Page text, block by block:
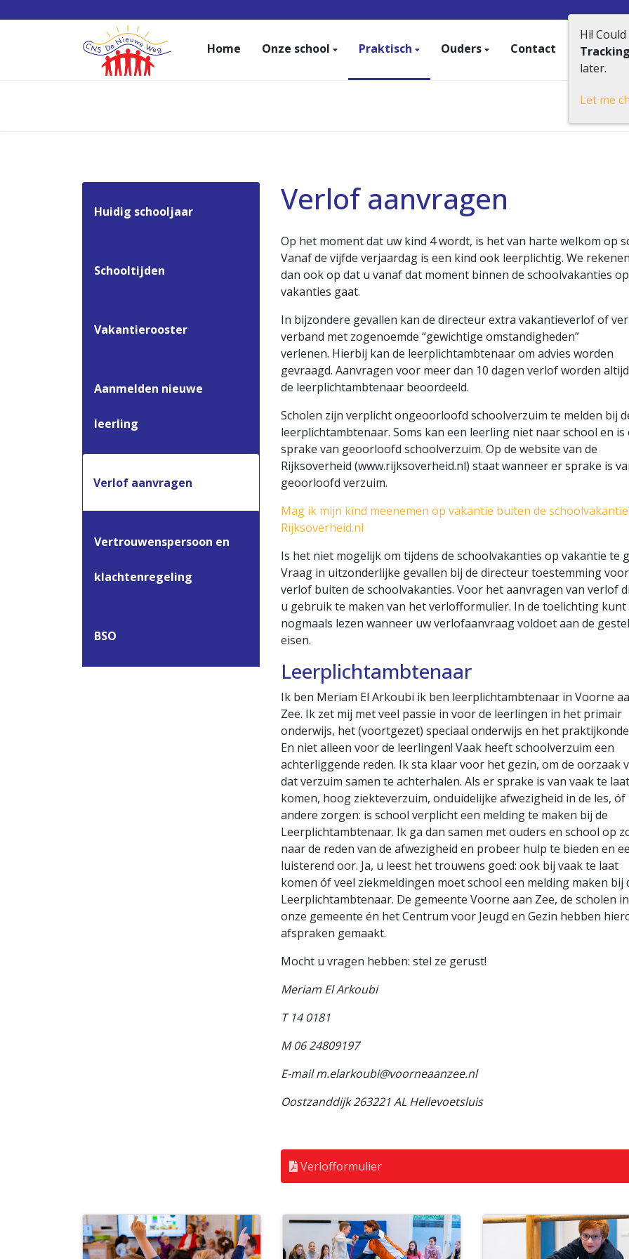
Home Onze school Praktisch Ouders Contact
Huidig schooljaar
Schooltijden
Vakantierooster
Aanmelden nieuwe
leerling
Verlof aanvragen
Vertrouwenspersoon en
klachtenregeling
BSO
Verlof aanvragen
Op het moment dat uw kind 4 wordt, is het van harte welkom op
Vanaf de vijfde verjaardag is een kind ook leerplichtig. We
dan ook op dat u vanaf dat moment binnen de schoolvakanties op
vakanties gaat.
In bijzondere gevallen kan de directeur extra vakantieverlof of
verband met zogenoemde “gewichtige omstandigheden”
verlenen. Hierbij kan de leerplichtambtenaar om advies worden
gevraagd. Aanvragen voor meer dan 10 dagen verlof worden
de leerplichtambtenaar beoordeeld.
Scholen zijn verplicht ongeoorloofd schoolverzuim te melden bij
leerplichtambtenaar. Soms kan een leerling niet naar school en is
sprake van geoorloofd schoolverzuim. Op de website van de
Rijksoverheid (www.rijksoverheid.nl) staat wanneer er sprake is
geoorloofd verzuim.
Mag ik mijn kind meenemen op vakantie buiten de
Rijksoverheid.nl
Is het niet mogelijk om tijdens de schoolvakanties op vakantie te
Vraag in uitzonderlijke gevallen bij de directeur toestemming voor
verlof buiten de schoolvakanties. Voor het aanvragen van verlof
u gebruik te maken van het verlofformulier. In de toelichting kunt
nogmaals lezen wanneer uw verlofaanvraag voldoet aan de
eisen.
Leerplichtambtenaar
Ik ben Meriam El Arkoubi ik ben leerplichtambtenaar in Voorne
Zee. Ik zet mij met veel passie in voor de leerlingen in het primair
onderwijs, het (voortgezet) speciaal onderwijs en het
En niet alleen voor de leerlingen! Vaak heeft schoolverzuim een
achterliggende reden. Ik sta klaar voor het gezin, om de oorzaak
dat verzuim samen te achterhalen. Als er sprake is van vaak te laat
komen, hoog ziekteverzuim, onduidelijke afwezigheid in de les, óf
andere zorgen: is school verplicht een melding te maken bij de
Leerplichtambtenaar. Ik ga dan samen met ouders en school op
naar de reden van de afwezigheid en probeer hulp te bieden en
luisterend oor. Ja, u leest het trouwens goed: ook bij vaak te laat
komen óf veel ziekmeldingen moet school een melding maken bij
Leerplichtambtenaar. De gemeente Voorne aan Zee, de scholen in
onze gemeente én het Centrum voor Jeugd en Gezin hebben
afspraken gemaakt.
Mocht u vragen hebben: stel ze gerust!
Meriam El Arkoubi
T 14 0181
M 06 24809197
E-mail m.elarkoubi@voorneaanzee.nl
Oostzanddijk 263221 AL Hellevoetsluis
Verlofformulier
Hi!
later.
Let me